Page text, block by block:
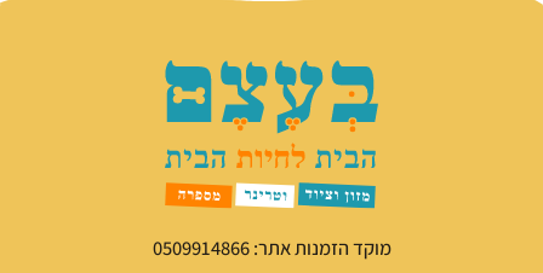
מוקד הזמנות אתר: 0509914866